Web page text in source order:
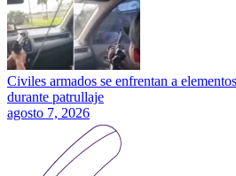
Civiles armados se enfrentan a
durante patrullaje
agosto 7, 2026